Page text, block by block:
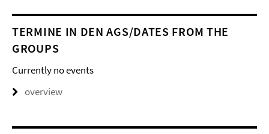
TERMINE IN DEN AGS/DATES FROM THE
GROUPS
Currently no events
overview